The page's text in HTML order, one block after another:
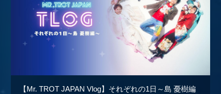
【Mr. TROT JAPAN Vlog】それぞれの1日～島 憂樹編